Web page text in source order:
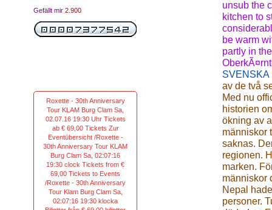
unsub the
kitchen to
be warm
partly in
SVENSKA
av de två
Med nu
historien
ökning av
människor
saknas.
regionen.
marken.
människor
Nepal
personer.
Gefällt mir 2.900
Roxette - 30th Anniversary
Tour KLAM Burg Clam Sa,
02.07.16 19:30 Uhr Tickets
ab € 69,00 Tickets Zur
Eventübersicht /Roxette -
30th Anniversary Tour KLAM
Burg Clam Sa, 02:07:16
19:30 clock Tickets from €
69,00 Tickets to Events
/Roxette - 30th Anniversary
Tour Klam Burg Clam Sa,
02:07:16 19:30 klocka